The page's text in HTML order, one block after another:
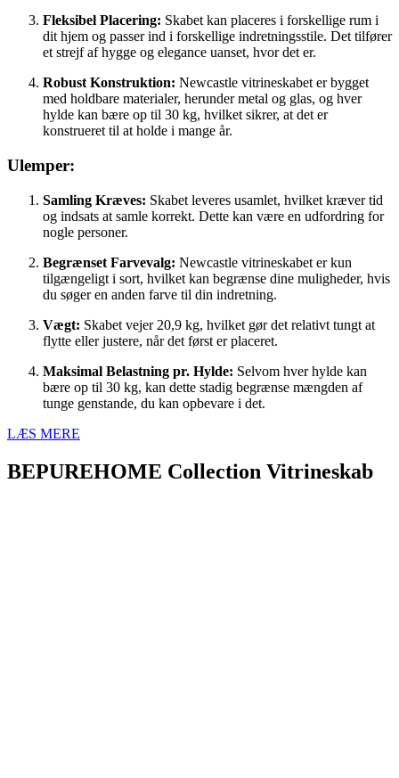
Fleksibel Placering: Skabet kan placeres i forskellige rum i
dit hjem og passer ind i forskellige indretningsstile. Det tilfører
et strejf af hygge og elegance uanset, hvor det er.
Robust Konstruktion: Newcastle vitrineskabet er bygget
med holdbare materialer, herunder metal og glas, og hver
hylde kan bære op til 30 kg, hvilket sikrer, at det er
konstrueret til at holde i mange år.
Ulemper:
Samling Kræves: Skabet leveres usamlet, hvilket kræver tid
og indsats at samle korrekt. Dette kan være en udfordring for
nogle personer.
Begrænset Farvevalg: Newcastle vitrineskabet er kun
tilgængeligt i sort, hvilket kan begrænse dine muligheder, hvis
du søger en anden farve til din indretning.
Vægt: Skabet vejer 20,9 kg, hvilket gør det relativt tungt at
flytte eller justere, når det først er placeret.
Maksimal Belastning pr. Hylde: Selvom hver hylde kan
bære op til 30 kg, kan dette stadig begrænse mængden af
tunge genstande, du kan opbevare i det.
LÆS MERE
BEPUREHOME Collection Vitrineskab